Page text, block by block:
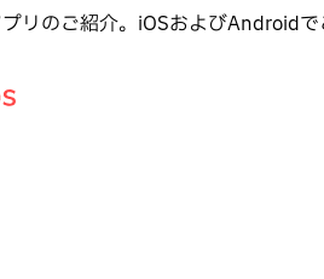
リのご紹介。iOSおよびAndroidで